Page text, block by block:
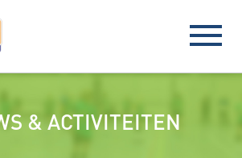
& ACTIVITEITEN